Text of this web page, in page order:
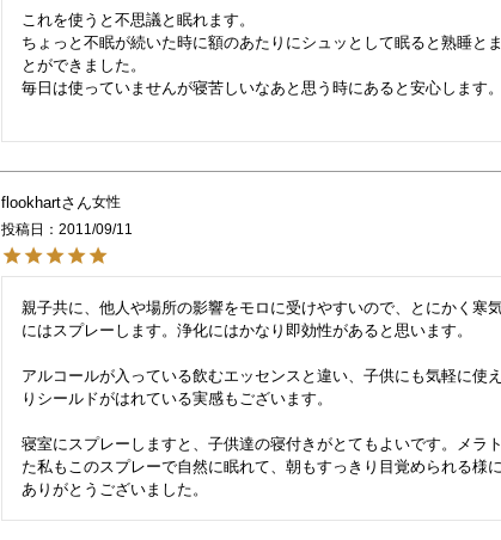
これを使うと不思議と眠れます。
ちょっと不眠が続いた時に額のあたりにシュッとして眠ると熟睡と
とができました。
毎日は使っていませんが寝苦しいなあと思う時にあると安心します。
flookhart
女性
投稿日
2011/09/11
親子共に、他人や場所の影響をモロに受けやすいので、とにかく寒
にはスプレーします。浄化にはかなり即効性があると思います。
アルコールが入っている飲むエッセンスと違い、子供にも気軽に使
りシールドがはれている実感もございます。
寝室にスプレーしますと、子供達の寝付きがとてもよいです。メラ
た私もこのスプレーで自然に眠れて、朝もすっきり目覚められる様